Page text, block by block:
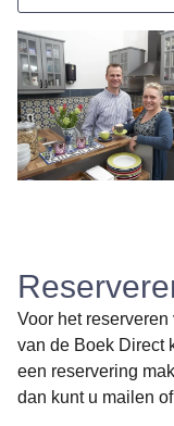
Voor het
van de Boek Direct
een reservering
dan kunt u mailen